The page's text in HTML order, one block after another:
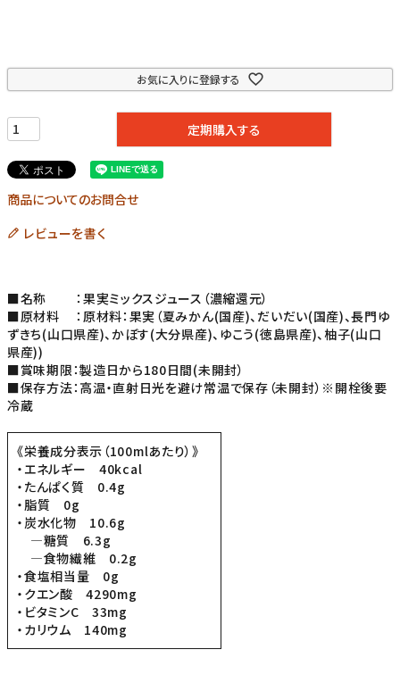
お気に入りに登録する
定期購入する
商品についてのお問合せ
レビューを書く
■名称 ：果実ミックスジュース（濃縮還元）
■原材料 ：原材料：果実（夏みかん(国産)、だいだい(国産)、長門ゆ
ずきち(山口県産)、かぼす(大分県産)、ゆこう(徳島県産)、柚子(山口
県産))
■賞味期限：製造日から180日間(未開封）
■保存方法：高温・直射日光を避け常温で保存（未開封）※開栓後要
冷蔵
《栄養成分表示（100mlあたり）》
・エネルギー 40kcal
・たんぱく質 0.4g
・脂質 0g
・炭水化物 10.6g
―糖質 6.3g
―食物繊維 0.2g
・食塩相当量 0g
・クエン酸 4290mg
・ビタミンC 33mg
・カリウム 140mg